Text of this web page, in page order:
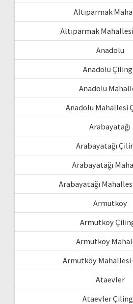
Altıparmak
Altıparmak
Anadolu
Anadolu
Anadolu
Anadolu Mahallesi
Arabayatağı
Arabayatağı
Arabayatağı
Arabayatağı
Armutköy
Armutköy
Armutköy
Armutköy
Ataevler
Ataevler